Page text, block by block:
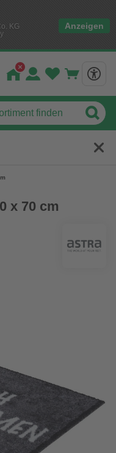
KG
Anzeigen
x 70 cm